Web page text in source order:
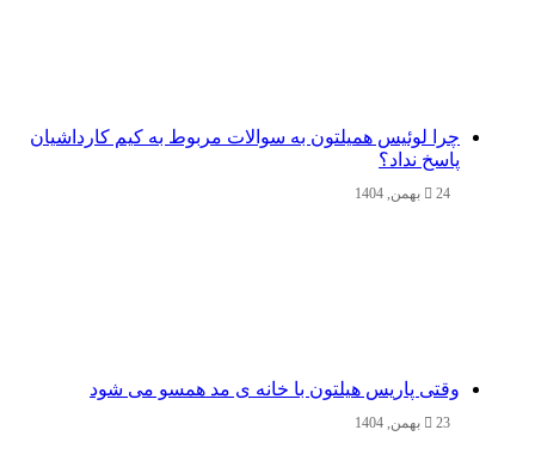
چرا لوئیس همیلتون به سوالات مربوط به کیم کارداشیان
پاسخ نداد؟
24 بهمن, 1404
وقتی پاریس هیلتون با خانه‌ ی مد همسو می شود
23 بهمن, 1404